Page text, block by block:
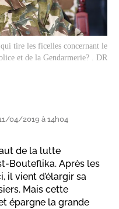
tire les ficelles concernant le
et de la Gendarmerie? . DR
04/2019 à 14h04
de la lutte
Bouteflika. Après les
il vient d’élargir sa
Mais cette
épargne la grande